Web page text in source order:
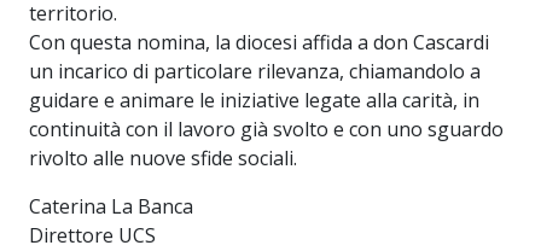
territorio.
Con questa nomina, la diocesi affida a don Cascardi
un incarico di particolare rilevanza, chiamandolo a
guidare e animare le iniziative legate alla carità, in
continuità con il lavoro già svolto e con uno sguardo
rivolto alle nuove sfide sociali.
Caterina La Banca
Direttore UCS